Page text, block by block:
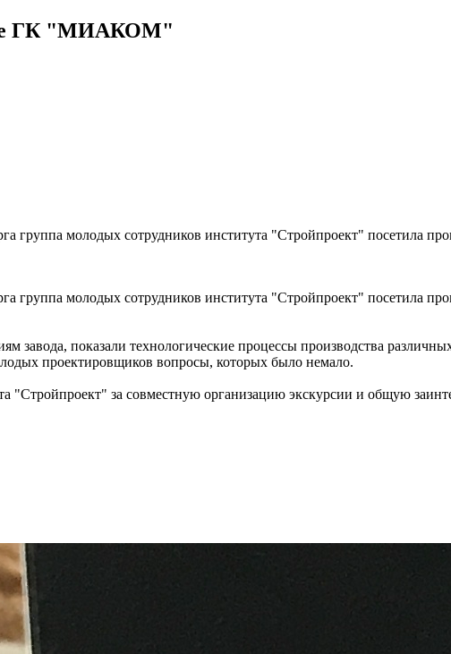
ГК "МИАКОМ"
группа молодых сотрудников института "Стройпроект" посетила
группа молодых сотрудников института "Стройпроект" посетила
показали технологические процессы производства различных
проектировщиков вопросы, которых было немало.
за совместную организацию экскурсии и общую